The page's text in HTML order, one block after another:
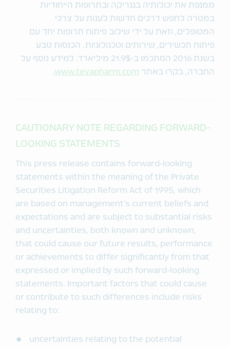
ממנפת את יכולותיה בגנריקה ובתרופות הייחודיות
במטרה לחפש דרכים חדשות לענות על צרכי
המטופלים, וזאת על ידי שילוב פיתוח תרופות יחד עם
פיתוח תכשירים, שירותים וטכנולוגיות. הכנסות טבע
בשנת 2016 הסתכמו ב-21.9$ מיליארד. למידע נוסף על
החברה, בקרו באתר www.tevapharm.com
.
CAUTIONARY NOTE REGARDING FORWARD-
LOOKING STATEMENTS
This press release contains forward-looking
statements within the meaning of the Private
Securities Litigation Reform Act of 1995, which
are based on management’s current beliefs and
expectations and are subject to substantial risks
and uncertainties, both known and unknown,
that could cause our future results, performance
or achievements to differ significantly from that
expressed or implied by such forward-looking
statements. Important factors that could cause
or contribute to such differences include risks
relating to:
uncertainties relating to the potential